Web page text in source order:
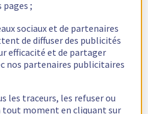
;
sociaux et de partenaires
de diffuser des publicités
efficacité et de partager
nos partenaires publicitaires
les traceurs, les refuser ou
tout moment en cliquant sur